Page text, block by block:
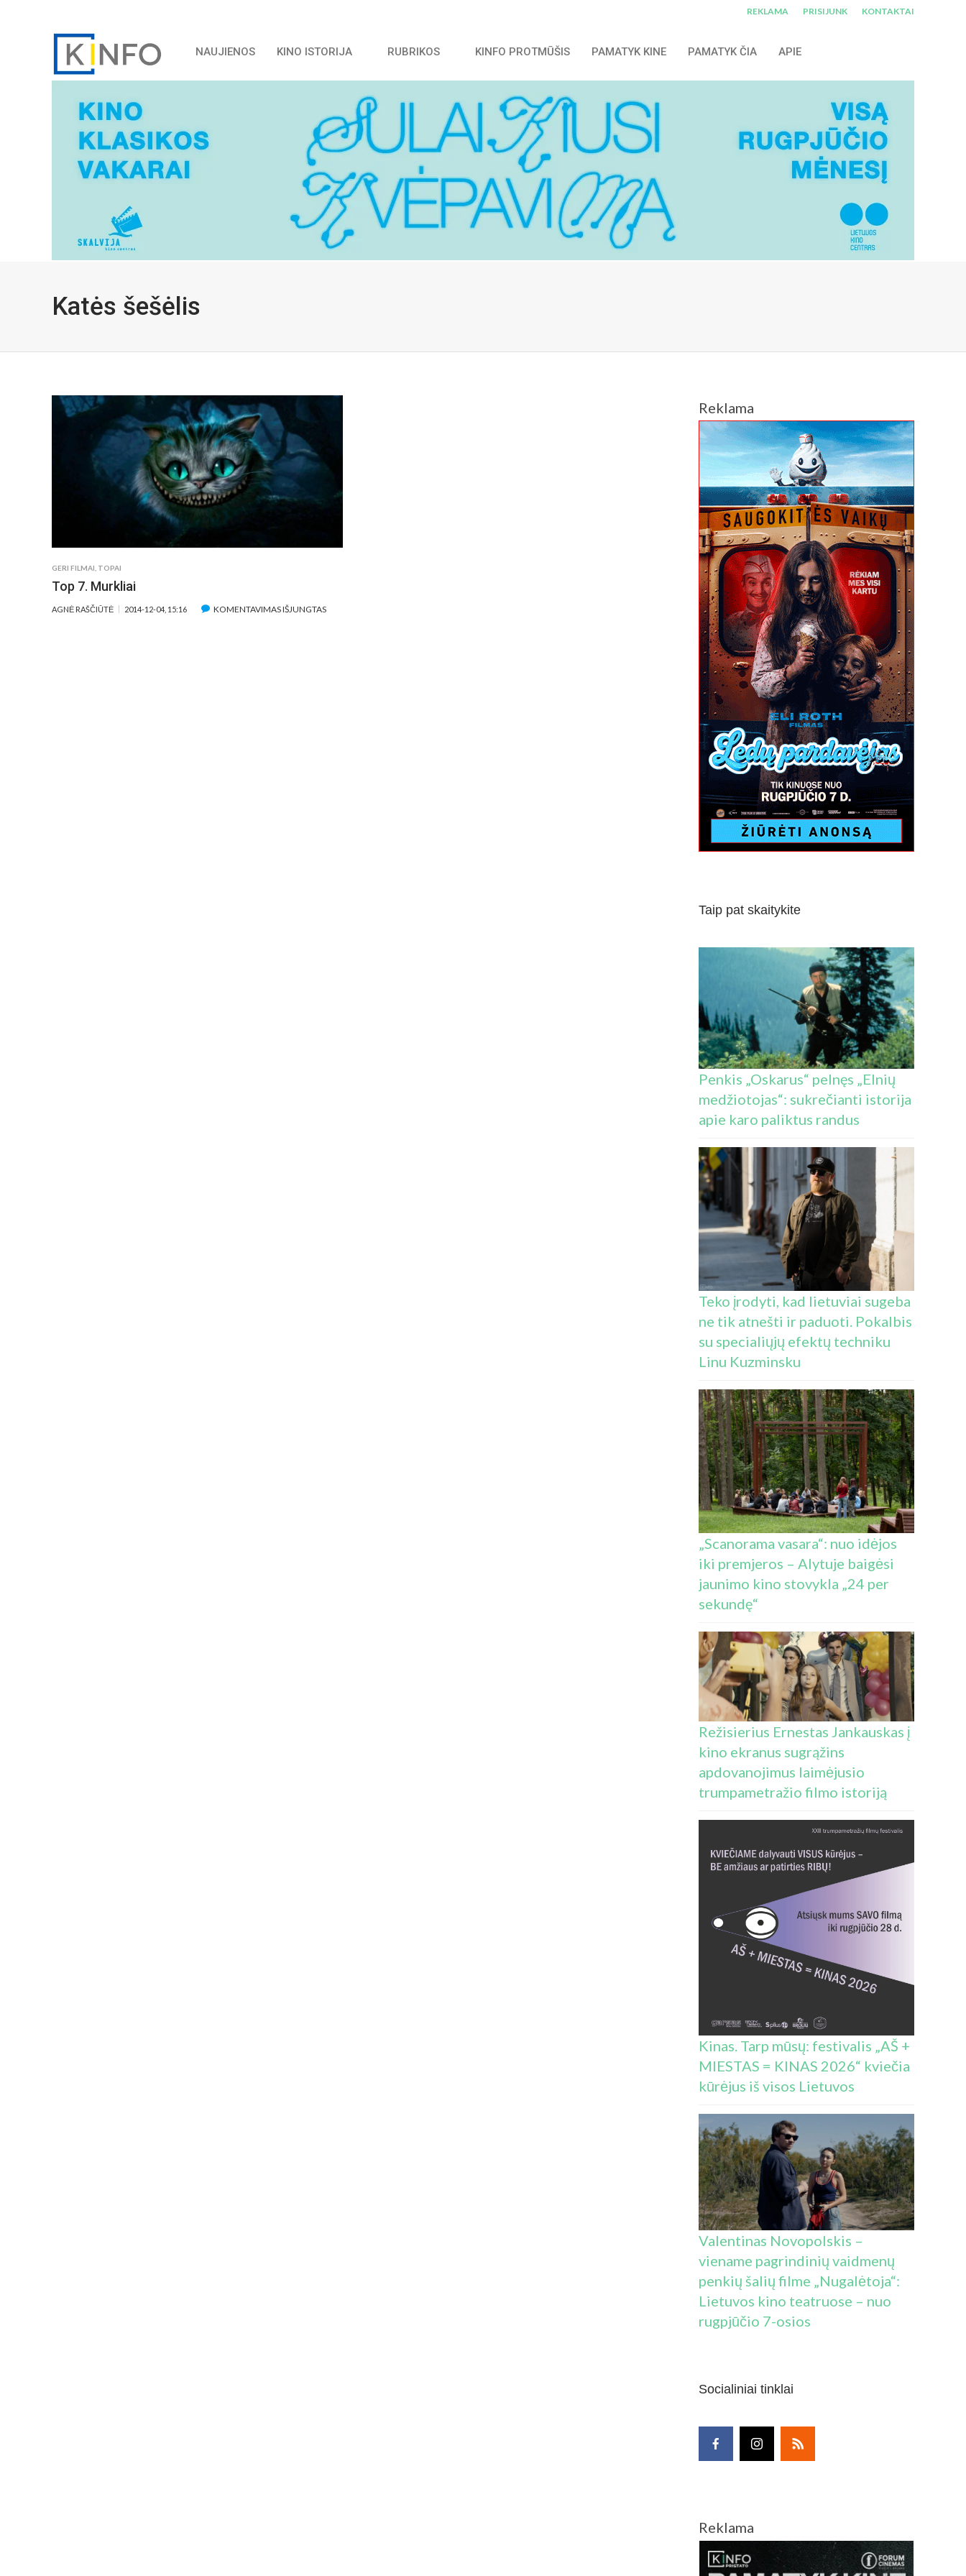
REKLAMA PRISIJUNK KONTAKTAI
NAUJIENOS KINO ISTORIJA RUBRIKOS KINFO PROTMŪŠIS PAMATYK KINE PAMATYK ČIA APIE
Katės šešėlis
GERI FILMAI TOPAI
Top 7. Murkliai
AGNĖ RAŠČIŪTĖ 2014-12-04, 15:16 KOMENTAVIMAS IŠJUNGTASĮRAŠE
Reklama
Taip pat skaitykite
Penkis „Oskarus“ pelnęs „Elnių
medžiotojas“: sukrečianti istorija
apie karo paliktus randus
Teko įrodyti, kad lietuviai sugeba
ne tik atnešti ir paduoti. Pokalbis
su specialiųjų efektų techniku
Linu Kuzminsku
„Scanorama vasara“: nuo idėjos
iki premjeros – Alytuje baigėsi
jaunimo kino stovykla „24 per
sekundę“
Režisierius Ernestas Jankauskas į
kino ekranus sugrąžins
apdovanojimus laimėjusio
trumpametražio filmo istoriją
Kinas. Tarp mūsų: festivalis „AŠ +
MIESTAS = KINAS 2026“ kviečia
kūrėjus iš visos Lietuvos
Valentinas Novopolskis –
viename pagrindinių vaidmenų
penkių šalių filme „Nugalėtoja“:
Lietuvos kino teatruose – nuo
rugpjūčio 7-osios
Socialiniai tinklai
Reklama